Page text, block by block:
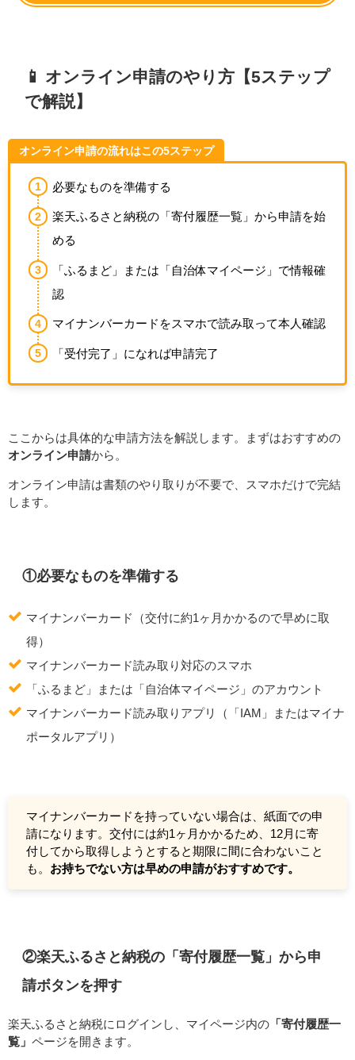
📱 オンライン申請のやり方【5ステップ
で解説】
オンライン申請の流れはこの5ステップ
必要なものを準備する
楽天ふるさと納税の「寄付履歴一覧」から申請を始
める
「ふるまど」または「自治体マイページ」で情報確
認
マイナンバーカードをスマホで読み取って本人確認
「受付完了」になれば申請完了
ここからは具体的な申請方法を解説します。まずはおすすめの
オンライン申請から。
オンライン申請は書類のやり取りが不要で、スマホだけで完結
します。
①必要なものを準備する
マイナンバーカード（交付に約1ヶ月かかるので早めに取
得）
マイナンバーカード読み取り対応のスマホ
「ふるまど」または「自治体マイページ」のアカウント
マイナンバーカード読み取りアプリ（「IAM」またはマイナ
ポータルアプリ）
マイナンバーカードを持っていない場合は、紙面での申
請になります。交付には約1ヶ月かかるため、12月に寄
付してから取得しようとすると期限に間に合わないこと
も。 お持ちでない方は早めの申請がおすすめです。
②楽天ふるさと納税の「寄付履歴一覧」から申
請ボタンを押す
楽天ふるさと納税にログインし、マイページ内の 「寄付履歴一
覧」 ページを開きます。